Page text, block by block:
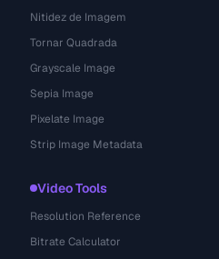
Nitidez de Imagem
Tornar Quadrada
Grayscale Image
Sepia Image
Pixelate Image
Strip Image Metadata
Video Tools
Resolution Reference
Bitrate Calculator